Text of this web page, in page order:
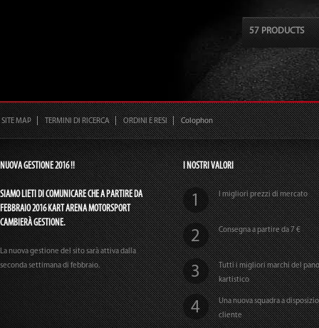
57 PRODUCTS
SITE MAP TERMINI DI RICERCA ORDINI E RESI Colophon
NUOVA GESTIONE 2016 !!
SIAMO LIETI DI COMUNICARE CHE A PARTIRE DA
FEBBRAIO 2016 KART ARENA MOTORSPORT
CAMBIERÀ GESTIONE.
La nuova gestione del sito sarà attiva dalla
seconda settimana di febbraio.
I NOSTRI VALORI
I migliori prezzi di mercato
Consegna a partire da 7 €
Tutti i migliori marchi del
kartistico
Una nuova squadra a
cliente